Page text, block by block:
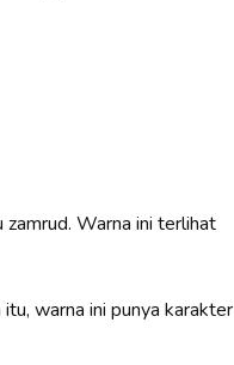
Warna ini terlihat
warna ini punya karakter